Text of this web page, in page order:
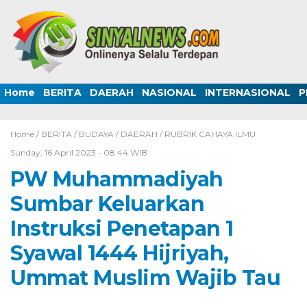
Home BERITA DAERAH NASIONAL INTERNASIONAL
Home / BERITA / BUDAYA / DAERAH / RUBRIK CAHAYA ILMU
Sunday, 16 April 2023 - 08:44 WIB
PW Muhammadiyah
Sumbar Keluarkan
Instruksi Penetapan 1
Syawal 1444 Hijriyah,
Ummat Muslim Wajib Tau